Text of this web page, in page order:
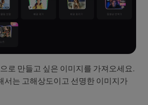
로 만들고 싶은 이미지를 가져오세요.
서는 고해상도이고 선명한 이미지가